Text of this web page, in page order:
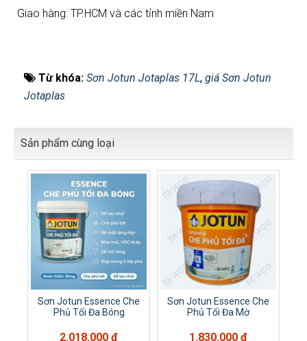
Giao hàng: TP.HCM và các tỉnh miền Nam
Từ khóa: Sơn Jotun Jotaplas 17L, giá Sơn Jotun
Jotaplas
Sản phẩm cùng loại
Sơn Jotun Essence Che
Phủ Tối Đa Bóng
2.018.000 đ
Sơn Jotun Essence Che
Phủ Tối Đa Mờ
1.830.000 đ